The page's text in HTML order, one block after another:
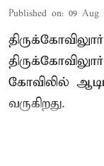
Published on: 09 Aug
கோவிலில்
வருகிறது.